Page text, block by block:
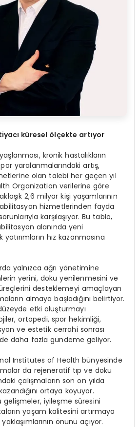
küresel ölçekte artıyor
kronik hastalıkların
yaralanmalarındaki artış,
olan talebi her geçen yıl
Organization verilerine göre
2,6 milyar kişi yaşamlarının
hizmetlerinden fayda
karşılaşıyor. Bu tablo,
alanında yeni
hız kazanmasına
yalnızca ağrı yönetimine
yerini, doku yenilenmesini ve
desteklemeyi amaçlayan
almaya başladığını belirtiyor.
etki oluşturmayı
ortopedi, spor hekimliği,
ve estetik cerrahi sonrası
daha fazla gündeme geliyor.
Institutes of Health bünyesinde
da rejeneratif tıp ve doku
çalışmaların son on yılda
ortaya koyuyor.
iyileşme süresini
yaşam kalitesini artırmaya
önünü açıyor.